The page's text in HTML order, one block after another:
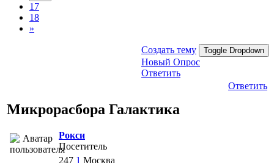
17
18
»
Создать тему Toggle Dropdown
Новый Опрос
Ответить
Ответить
Микрорасбора Галактика
Рокси
Посетитель
247 1 Москва